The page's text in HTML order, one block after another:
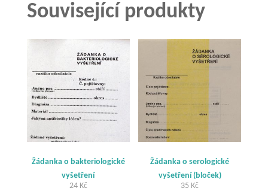
ks)
Související produkty
Žádanka o bakteriologické
vyšetření
24 Kč
Žádanka o serologické
vyšetření (bloček)
35 Kč